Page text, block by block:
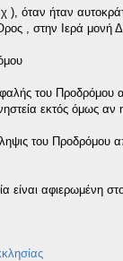
), όταν ήταν
, στην Ιερά μονή
του Προδρόμου
εκτός όμως αν
του Προδρόμου
αφιερωμένη